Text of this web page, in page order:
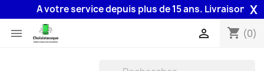
A votre service depuis plus de 15 ans. Livraison 48H X
 shopping_cart (0)
